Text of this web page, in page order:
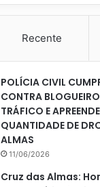
Recente
POLÍCIA CIVIL
CONTRA
TRÁFICO E
QUANTIDADE DE
ALMAS
11/06/2026
Cruz das Almas: